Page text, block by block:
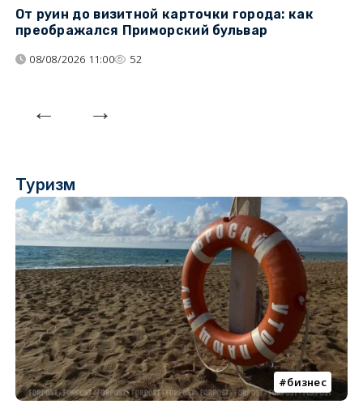
От руин до визитной карточки города: как
преображался Приморский бульвар
08/08/2026 11:00 52
Туризм
бизнес